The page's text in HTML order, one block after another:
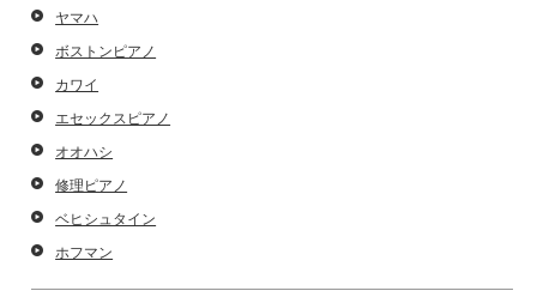
ヤマハ
ボストンピアノ
カワイ
エセックスピアノ
オオハシ
修理ピアノ
ベヒシュタイン
ホフマン